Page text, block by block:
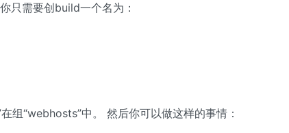
只需要创build一个名为：
组“webhosts”中。 然后你可以做这样的事情：